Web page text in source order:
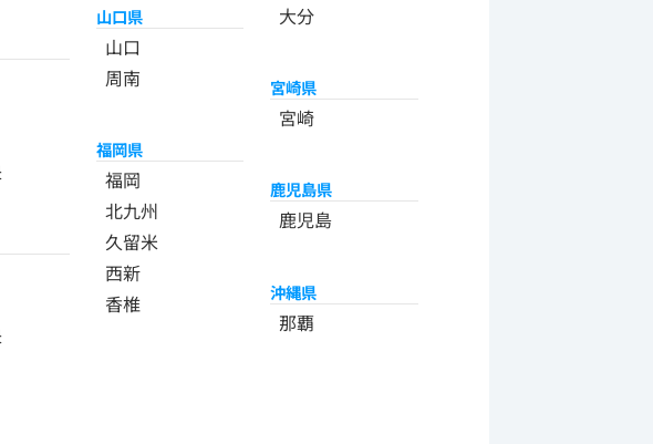
山口県
山口
周南
福岡県
福岡
北九州
久留米
西新
香椎
大分
宮崎県
宮崎
鹿児島県
鹿児島
沖縄県
那覇